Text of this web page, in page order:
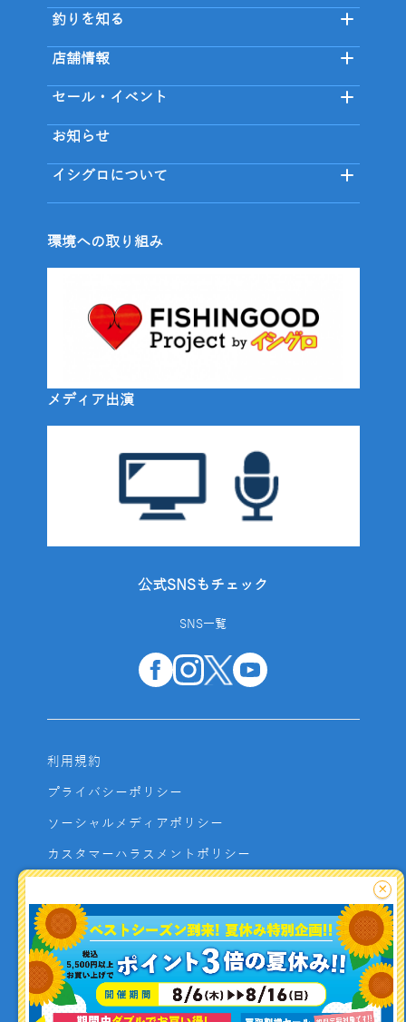
釣りを知る
店舗情報
セール・イベント
お知らせ
イシグロについて
環境への取り組み
メディア出演
公式SNSもチェック
SNS一覧
利用規約
プライバシーポリシー
ソーシャルメディアポリシー
カスタマーハラスメントポリシー
よくあるご質問
お問い合わせ
利用者資金の保全方法
×